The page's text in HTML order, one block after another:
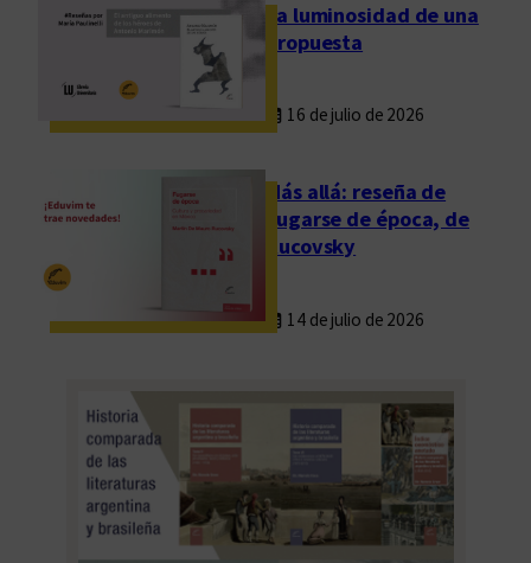
La luminosidad de una
propuesta
16 de julio de 2026
Más allá: reseña de
Fugarse de época, de
Rucovsky
14 de julio de 2026